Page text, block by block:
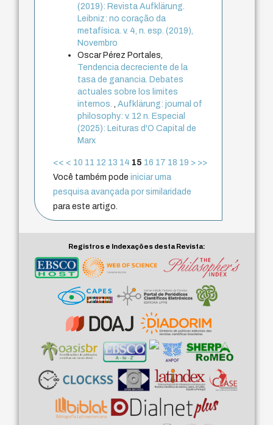
(2019): Revista Aufklärung.
Leibniz: no coração da
metafísica. v. 4, n. esp. (2019),
Novembro
Oscar Pérez Portales,
Tendencia decreciente de la
tasa de ganancia. Debates
actuales sobre los limites
internos.,Aufklärung: journal of
philosophy: v. 12 n. Especial
(2025): Leituras d'O Capital de
Marx
<< < 10 11 12 13 14 15 16 17 18 19 > >>
Você também podeiniciar uma
pesquisa avançada por similaridade
para este artigo.
Registros e Indexações desta Revista: